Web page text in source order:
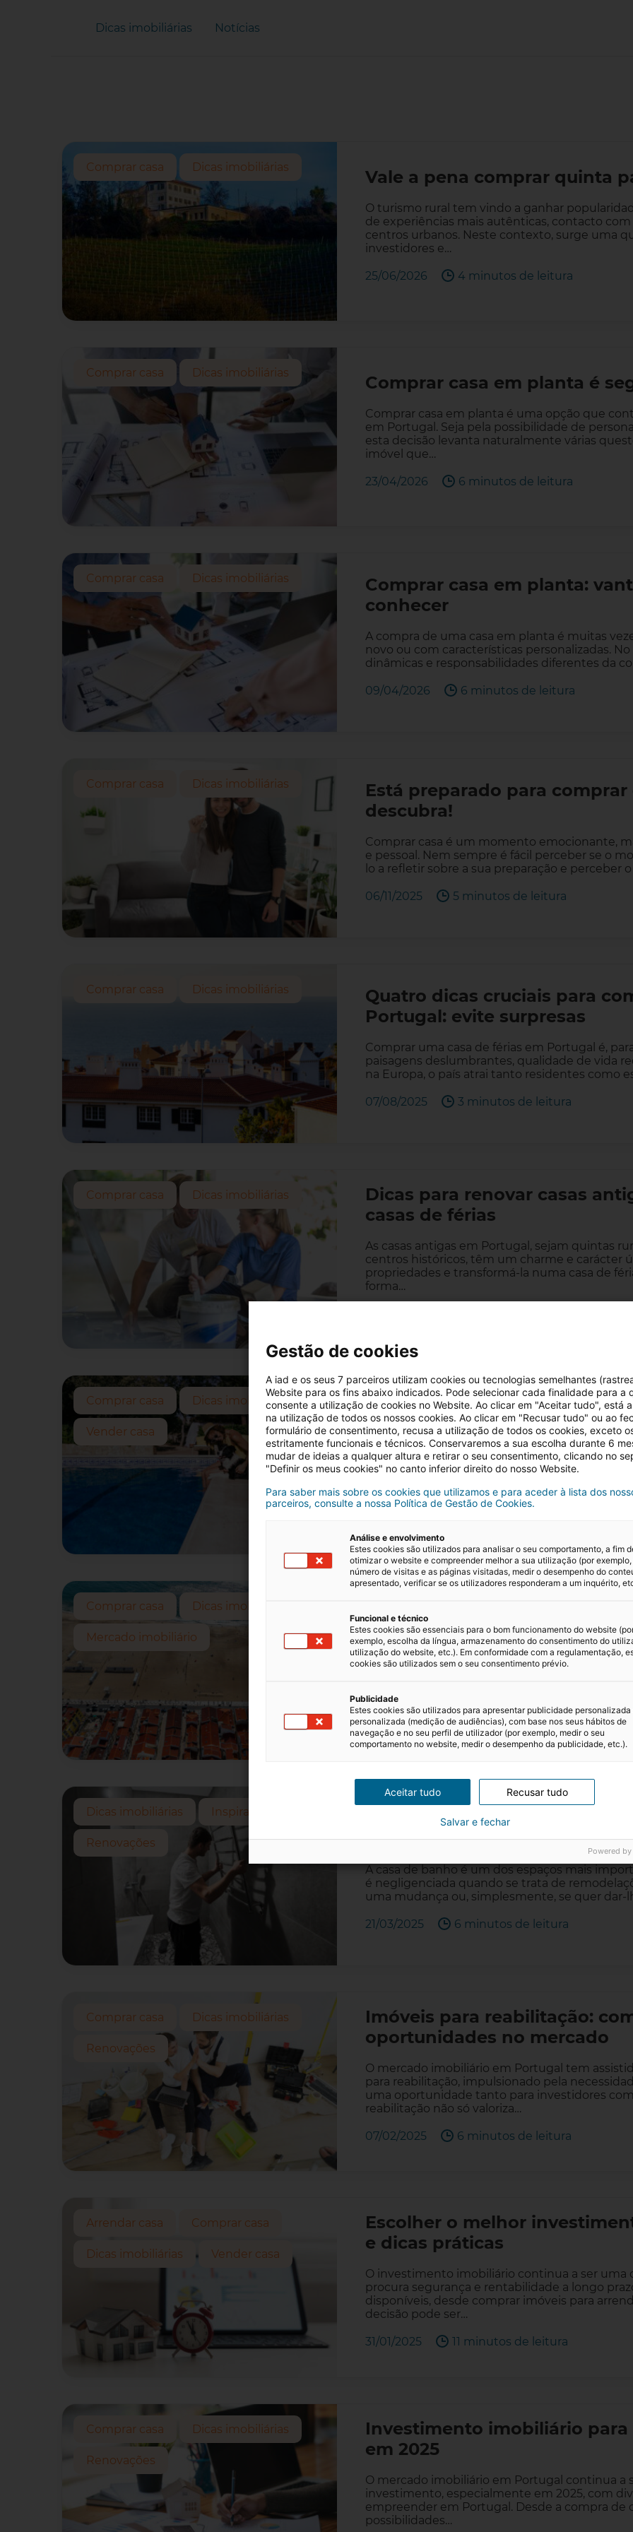
Dicas imobiliárias Notícias
Comprar casa Dicas imobiliárias Vale a pena comprar quinta
O turismo rural tem vindo a ganhar
de experiências mais autênticas, contacto
centros urbanos. Neste contexto, surge uma
investidores e…
25/06/2026 4 minutos de leitura
Comprar casa Dicas imobiliárias Comprar casa em planta é
Comprar casa em planta é uma opção que
em Portugal. Seja pela possibilidade de
esta decisão levanta naturalmente várias
imóvel que…
23/04/2026 6 minutos de leitura
Comprar casa Dicas imobiliárias
Comprar casa em planta:
conhecer
A compra de uma casa em planta é muitas
novo ou com características personalizadas.
dinâmicas e responsabilidades diferentes da
09/04/2026 6 minutos de leitura
Comprar casa Dicas imobiliárias
Está preparado para comprar
descubra!
Comprar casa é um momento emocionante,
e pessoal. Nem sempre é fácil perceber se o
lo a refletir sobre a sua preparação e perceber
06/11/2025 5 minutos de leitura
Comprar casa Dicas imobiliárias
Quatro dicas cruciais para
Portugal: evite surpresas
Comprar uma casa de férias em Portugal é,
paisagens deslumbrantes, qualidade de vida
na Europa, o país atrai tanto residentes como
07/08/2025 3 minutos de leitura
Comprar casa Dicas imobiliárias
Dicas para renovar casas
casas de férias
As casas antigas em Portugal, sejam quintas
centros históricos, têm um charme e carácter
propriedades e transformá-la numa casa de
forma…
Comprar casa Dicas imobiliárias
Vender casa
Condomínios com piscina:
para quem quer comprar
Comprar uma casa para férias é, para muitos,
tempo de qualidade em família. No momento
condomínios com piscina surgem
sobretudo em regiões turísticas…
Comprar casa Dicas imobiliárias
Mercado imobiliário
Como investir em casas de
cuidados a ter
O mercado das casas de praia continua a
turística, pela valorização do património ou
entanto, este tipo de investimento exige mais
04/07/2025 3 minutos de leitura
Dicas imobiliárias Inspirações
Renovações
7 dicas infalíveis para
com estilo e funcionalidade
A casa de banho é um dos espaços mais
é negligenciada quando se trata de
uma mudança ou, simplesmente, se quer dar-
21/03/2025 6 minutos de leitura
Comprar casa Dicas imobiliárias
Renovações
Imóveis para reabilitação:
oportunidades no mercado
O mercado imobiliário em Portugal tem
para reabilitação, impulsionado pela
uma oportunidade tanto para investidores
reabilitação não só valoriza…
07/02/2025 6 minutos de leitura
Arrendar casa Comprar casa
Dicas imobiliárias Vender casa
Escolher o melhor
e dicas práticas
O investimento imobiliário continua a ser uma
procura segurança e rentabilidade a longo
disponíveis, desde comprar imóveis para
decisão pode ser…
31/01/2025 11 minutos de leitura
Comprar casa Dicas imobiliárias
Renovações
Investimento imobiliário
em 2025
O mercado imobiliário em Portugal continua a
investimento, especialmente em 2025, com
empreender em Portugal. Desde a compra de
possibilidades…
Gestão de cookies
A iad e os seus 7 parceiros utilizam cookies ou tecnologias semelhantes
Website para os fins abaixo indicados. Pode selecionar cada finalidade para a
consente a utilização de cookies no Website. Ao clicar em "Aceitar tudo", está
na utilização de todos os nossos cookies. Ao clicar em "Recusar tudo" ou ao
formulário de consentimento, recusa a utilização de todos os cookies, exceto
estritamente funcionais e técnicos. Conservaremos a sua escolha durante 6
mudar de ideias a qualquer altura e retirar o seu consentimento, clicando no
"Definir os meus cookies" no canto inferior direito do nosso Website.
Para saber mais sobre os cookies que utilizamos e para aceder à lista dos
parceiros, consulte a nossa Política de Gestão de Cookies.
Análise e envolvimento
Estes cookies são utilizados para analisar o seu comportamento, a fim
otimizar o website e compreender melhor a sua utilização (por
número de visitas e as páginas visitadas, medir o desempenho do
apresentado, verificar se os utilizadores responderam a um inquérito,
Funcional e técnico
Estes cookies são essenciais para o bom funcionamento do website
exemplo, escolha da língua, armazenamento do consentimento do
utilização do website, etc.). Em conformidade com a regulamentação,
cookies são utilizados sem o seu consentimento prévio.
Publicidade
Estes cookies são utilizados para apresentar publicidade personalizada
personalizada (medição de audiências), com base nos seus hábitos de
navegação e no seu perfil de utilizador (por exemplo, medir o seu
comportamento no website, medir o desempenho da publicidade, etc.).
Aceitar tudo Recusar tudo
Salvar e fechar
Powered by